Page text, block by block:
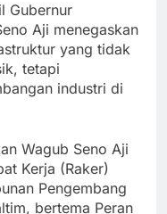
Gubernur
Aji menegaskan
yang tidak
tetapi
industri di
Wagub Seno Aji
Kerja (Raker)
Pengembang
bertema Peran